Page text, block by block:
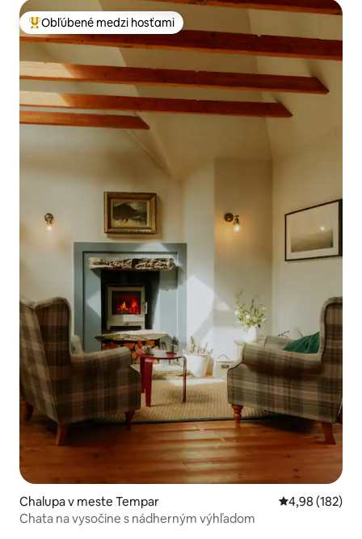
Najobľúbenejšie medzi hosťami
Obľúbené medzi hosťami
Chalupa v meste Tempar Priemerné
4,98 (182)
Chata na vysočine s nádherným výhľadom